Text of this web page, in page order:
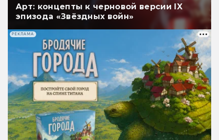
Арт: концепты к черновой версии IX
эпизода «Звёздных войн»
РЕКЛАМА